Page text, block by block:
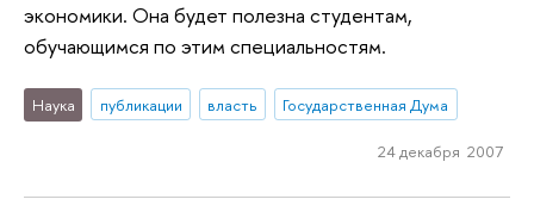
экономики. Она будет полезна студентам,
обучающимся по этим специальностям.
Наука публикации власть Государственная Дума
24 декабря 2007